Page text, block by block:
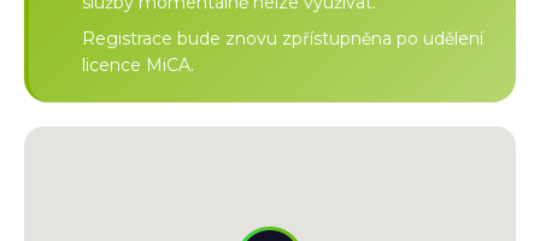
Registrace bude znovu zpřístupněna po udělení
licence MiCA.